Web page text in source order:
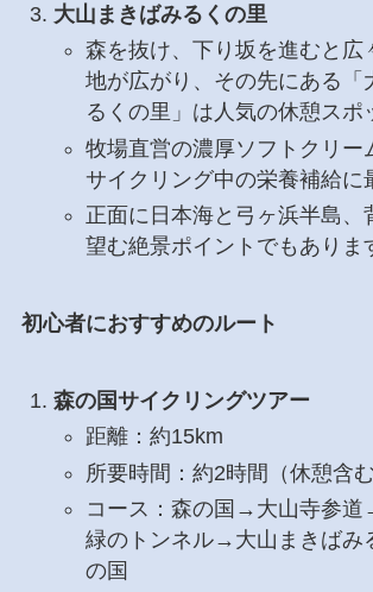
大山まきばみるくの里
森を抜け、下り坂を進むと広
地が広がり、その先にある「
るくの里」は人気の休憩スポ
牧場直営の濃厚ソフトクリー
サイクリング中の栄養補給に
正面に日本海と弓ヶ浜半島、
望む絶景ポイントでもありま
初心者におすすめのルート
森の国サイクリングツアー
距離：約15km
所要時間：約2時間（休憩含む
コース：森の国→大山寺参
緑のトンネル→大山まきば
の国